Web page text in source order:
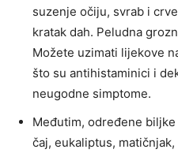
suzenje očiju, svrab i
kratak dah. Peludna
Možete uzimati lijekove
što su antihistaminici i
neugodne simptome.
Međutim, određene
čaj, eukaliptus,